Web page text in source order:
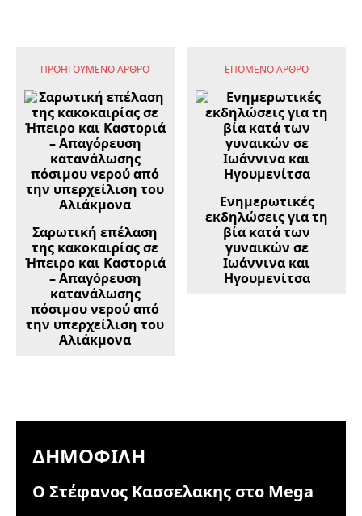
ΠΡΟΗΓΟΎΜΕΝΟ ΆΡΘΡΟ
Σαρωτική επέλαση
της κακοκαιρίας σε
Ήπειρο και Καστοριά
– Απαγόρευση
κατανάλωσης
πόσιμου νερού από
την υπερχείλιση του
Αλιάκμονα
ΕΠΌΜΕΝΟ ΆΡΘΡΟ
Ενημερωτικές
εκδηλώσεις για τη
βία κατά των
γυναικών σε
Ιωάννινα και
Ηγουμενίτσα
ΔΗΜΟΦΙΛΉ
Ο Στέφανος Κασσελακης στο Mega